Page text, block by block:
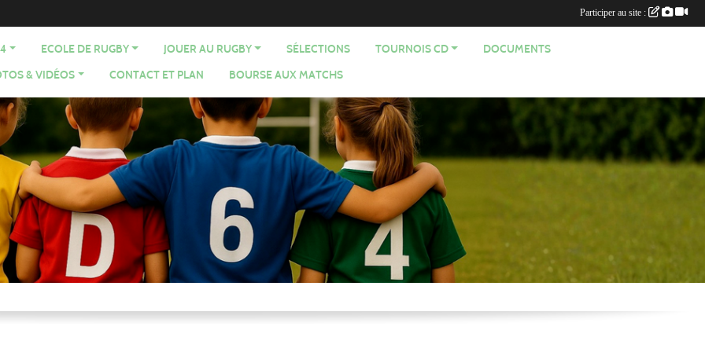
ECOLE DE RUGBY JOUER AU RUGBY SÉLECTIONS TOURNOIS CD
DOCUMENTS
& VIDÉOS CONTACT ET PLAN BOURSE AUX MATCHS
Participer au site :